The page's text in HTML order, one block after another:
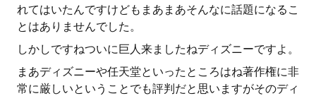
れてはいたんですけどもまあまあそんなに話題になるこ
とはありませんでした。
しかしですねついに巨人来ましたねディズニーですよ。
まあディズニーや任天堂といったところはね著作権に非
常に厳しいということでも評判だと思いますがそのディ